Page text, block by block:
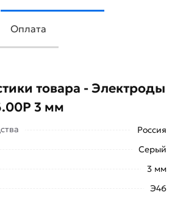
Оплата
ESAB ОК 46.00
и
сталей, предел текучести
товара - Электроды
3 мм
Россия
Серый
3 мм
Э46